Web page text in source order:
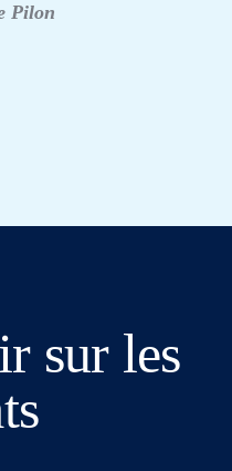
Pilon
sur les